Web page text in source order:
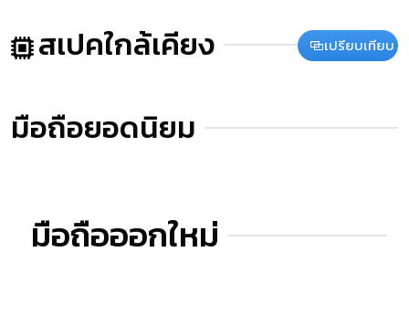
สเปคใกล้เคียง เปรียบเทียบ
มือถือยอดนิยม
มือถือออกใหม่